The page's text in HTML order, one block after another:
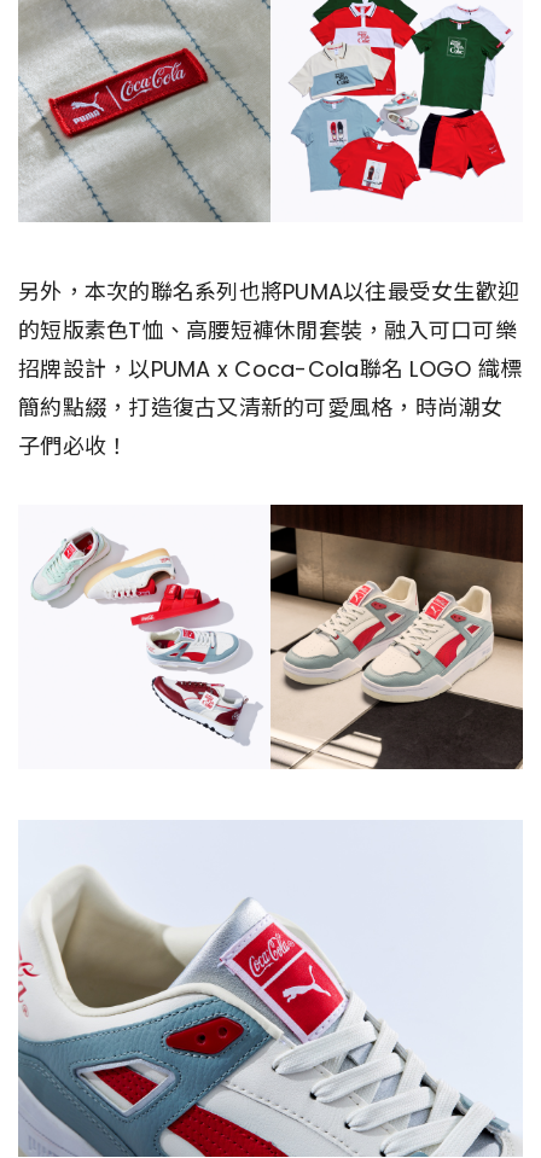
另外，本次的聯名系列也將PUMA以往最受女生歡迎
的短版素色T恤、高腰短褲休閒套裝，融入可口可樂
招牌設計，以PUMA x Coca-Cola聯名 LOGO 織標
簡約點綴，打造復古又清新的可愛風格，時尚潮女
子們必收！